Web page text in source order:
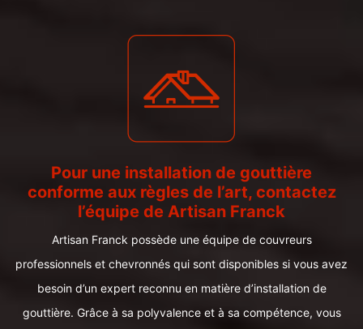
Pour une installation de gouttière
conforme aux règles de l’art, contactez
l’équipe de Artisan Franck
Artisan Franck possède une équipe de couvreurs
professionnels et chevronnés qui sont disponibles si vous avez
besoin d’un expert reconnu en matière d’installation de
gouttière. Grâce à sa polyvalence et à sa compétence, vous